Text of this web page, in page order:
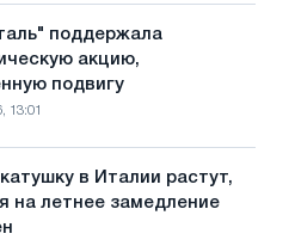
поддержала
акцию,
подвигу
13:01
в Италии растут,
на летнее замедление